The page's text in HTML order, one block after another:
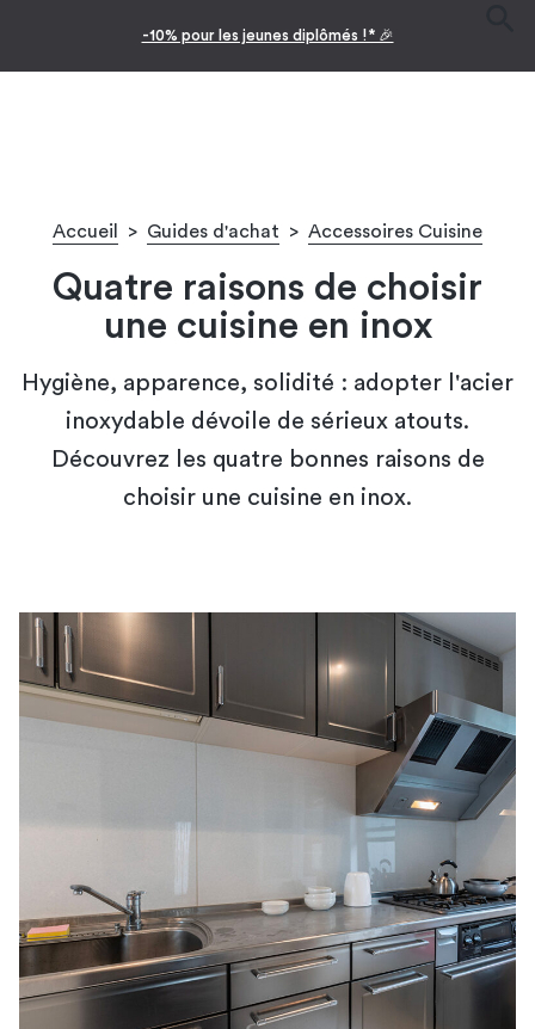
-10% pour les jeunes diplômés !* 🎉
Accueil > Guides d'achat > Accessoires Cuisine
Quatre raisons de choisir
une cuisine en inox
Hygiène, apparence, solidité : adopter l'acier
inoxydable dévoile de sérieux atouts.
Découvrez les quatre bonnes raisons de
choisir une cuisine en inox.